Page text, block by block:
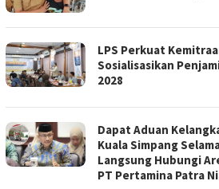
LPS Perkuat
Sosialisasikan
2028
Dapat Aduan
Kuala Simpang
Langsung Hubungi
PT Pertamina Patra